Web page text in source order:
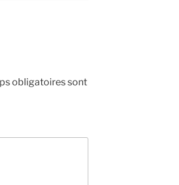
obligatoires sont